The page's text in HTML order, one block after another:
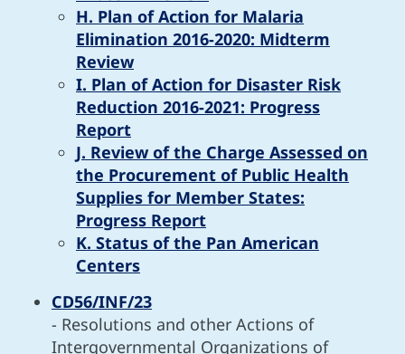
H. Plan of Action for Malaria
Elimination 2016-2020: Midterm
Review
I. Plan of Action for Disaster Risk
Reduction 2016-2021: Progress
Report
J. Review of the Charge Assessed on
the Procurement of Public Health
Supplies for Member States:
Progress Report
K. Status of the Pan American
Centers
CD56/INF/23
- Resolutions and other Actions of
Intergovernmental Organizations of